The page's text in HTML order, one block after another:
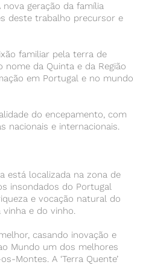
geração da família
deste trabalho precursor e
familiar pela terra de
nome da Quinta e da Região
em Portugal e no mundo
do encepamento, com
nacionais e internacionais.
está localizada na zona de
insondados do Portugal
e vocação natural do
e do vinho.
casando inovação e
Mundo um dos melhores
Montes. A ‘Terra Quente’